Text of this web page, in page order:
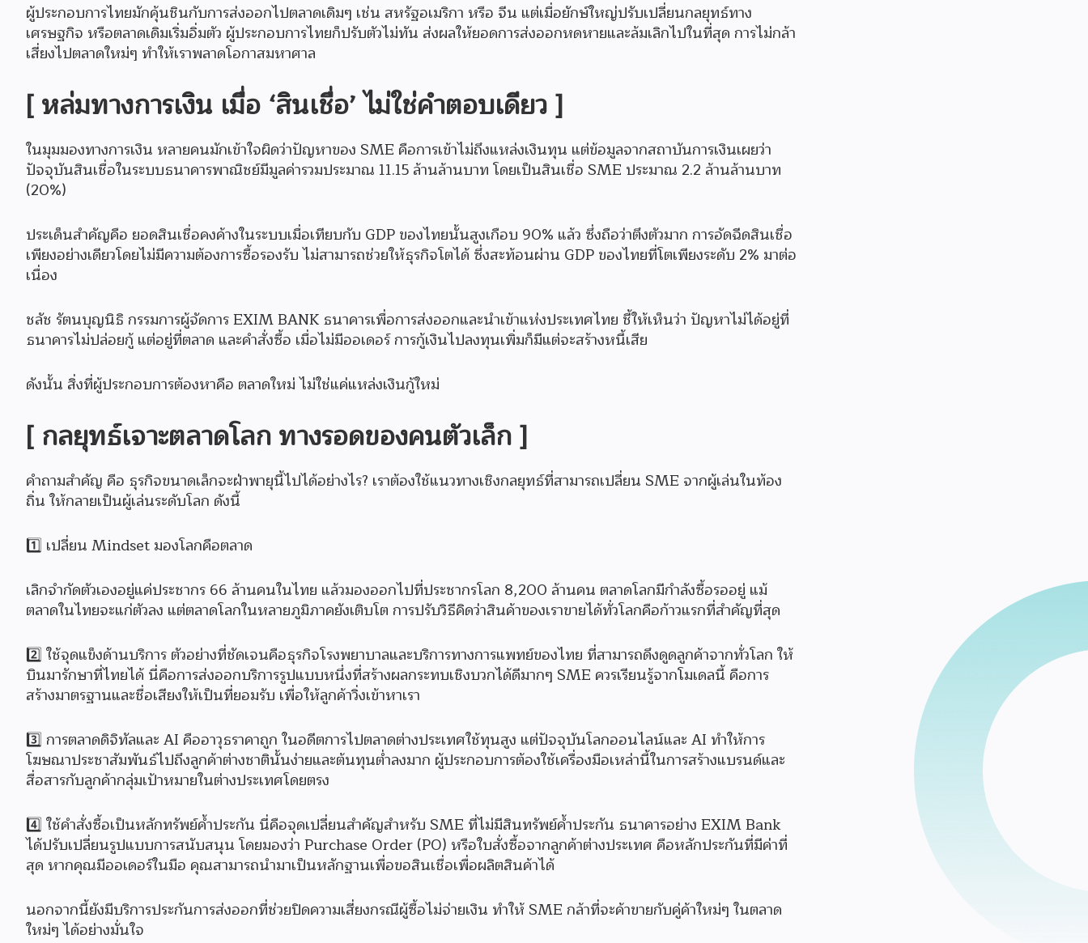
ผู้ประกอบการไทยมักคุ้นชินกับการส่งออกไปตลาดเดิมๆ เช่น สหรัฐอเมริกา หรือ จีน แต่เมื่อยักษ์ใหญ่ปรับเปลี่ยนกลยุทธ์ทาง
เศรษฐกิจ หรือตลาดเดิมเริ่มอิ่มตัว ผู้ประกอบการไทยก็ปรับตัวไม่ทัน ส่งผลให้ยอดการส่งออกหดหายและล้มเลิกไปในที่สุด การไม่กล้า
เสี่ยงไปตลาดใหม่ๆ ทำให้เราพลาดโอกาสมหาศาล
[ หล่มทางการเงิน เมื่อ ‘สินเชื่อ’ ไม่ใช่คำตอบเดียว ]
ในมุมมองทางการเงิน หลายคนมักเข้าใจผิดว่าปัญหาของ SME คือการเข้าไม่ถึงแหล่งเงินทุน แต่ข้อมูลจากสถาบันการเงินเผยว่า
ปัจจุบันสินเชื่อในระบบธนาคารพาณิชย์มีมูลค่ารวมประมาณ 11.15 ล้านล้านบาท โดยเป็นสินเชื่อ SME ประมาณ 2.2 ล้านล้านบาท
(20%)
ประเด็นสำคัญคือ ยอดสินเชื่อคงค้างในระบบเมื่อเทียบกับ GDP ของไทยนั้นสูงเกือบ 90% แล้ว ซึ่งถือว่าตึงตัวมาก การอัดฉีดสินเชื่อ
เพียงอย่างเดียวโดยไม่มีความต้องการซื้อรองรับ ไม่สามารถช่วยให้ธุรกิจโตได้ ซึ่งสะท้อนผ่าน GDP ของไทยที่โตเพียงระดับ 2% มาต่อ
เนื่อง
ชลัช รัตนบุญนิธิ กรรมการผู้จัดการ EXIM BANK ธนาคารเพื่อการส่งออกและนำเข้าแห่งประเทศไทย ชี้ให้เห็นว่า ปัญหาไม่ได้อยู่ที่
ธนาคารไม่ปล่อยกู้ แต่อยู่ที่ตลาด และคำสั่งซื้อ เมื่อไม่มีออเดอร์ การกู้เงินไปลงทุนเพิ่มก็มีแต่จะสร้างหนี้เสีย
ดังนั้น สิ่งที่ผู้ประกอบการต้องหาคือ ตลาดใหม่ ไม่ใช่แค่แหล่งเงินกู้ใหม่
[ กลยุทธ์เจาะตลาดโลก ทางรอดของคนตัวเล็ก ]
คำถามสำคัญ คือ ธุรกิจขนาดเล็กจะฝ่าพายุนี้ไปได้อย่างไร? เราต้องใช้แนวทางเชิงกลยุทธ์ที่สามารถเปลี่ยน SME จากผู้เล่นในท้อง
ถิ่น ให้กลายเป็นผู้เล่นระดับโลก ดังนี้
1️⃣ เปลี่ยน Mindset มองโลกคือตลาด
เลิกจำกัดตัวเองอยู่แค่ประชากร 66 ล้านคนในไทย แล้วมองออกไปที่ประชากรโลก 8,200 ล้านคน ตลาดโลกมีกำลังซื้อรออยู่ แม้
ตลาดในไทยจะแก่ตัวลง แต่ตลาดโลกในหลายภูมิภาคยังเติบโต การปรับวิธีคิดว่าสินค้าของเราขายได้ทั่วโลกคือก้าวแรกที่สำคัญที่สุด
2️⃣ ใช้จุดแข็งด้านบริการ ตัวอย่างที่ชัดเจนคือธุรกิจโรงพยาบาลและบริการทางการแพทย์ของไทย ที่สามารถดึงดูดลูกค้าจากทั่วโลก ให้
บินมารักษาที่ไทยได้ นี่คือการส่งออกบริการรูปแบบหนึ่งที่สร้างผลกระทบเชิงบวกได้ดีมากๆ SME ควรเรียนรู้จากโมเดลนี้ คือการ
สร้างมาตรฐานและชื่อเสียงให้เป็นที่ยอมรับ เพื่อให้ลูกค้าวิ่งเข้าหาเรา
3️⃣ การตลาดดิจิทัลและ AI คืออาวุธราคาถูก ในอดีตการไปตลาดต่างประเทศใช้ทุนสูง แต่ปัจจุบันโลกออนไลน์และ AI ทำให้การ
โฆษณาประชาสัมพันธ์ไปถึงลูกค้าต่างชาตินั้นง่ายและต้นทุนต่ำลงมาก ผู้ประกอบการต้องใช้เครื่องมือเหล่านี้ในการสร้างแบรนด์และ
สื่อสารกับลูกค้ากลุ่มเป้าหมายในต่างประเทศโดยตรง
4️⃣ ใช้คำสั่งซื้อเป็นหลักทรัพย์ค้ำประกัน นี่คือจุดเปลี่ยนสำคัญสำหรับ SME ที่ไม่มีสินทรัพย์ค้ำประกัน ธนาคารอย่าง EXIM Bank
ได้ปรับเปลี่ยนรูปแบบการสนับสนุน โดยมองว่า Purchase Order (PO) หรือใบสั่งซื้อจากลูกค้าต่างประเทศ คือหลักประกันที่มีค่าที่
สุด หากคุณมีออเดอร์ในมือ คุณสามารถนำมาเป็นหลักฐานเพื่อขอสินเชื่อเพื่อผลิตสินค้าได้
นอกจากนี้ยังมีบริการประกันการส่งออกที่ช่วยปิดความเสี่ยงกรณีผู้ซื้อไม่จ่ายเงิน ทำให้ SME กล้าที่จะค้าขายกับคู่ค้าใหม่ๆ ในตลาด
ใหม่ๆ ได้อย่างมั่นใจ